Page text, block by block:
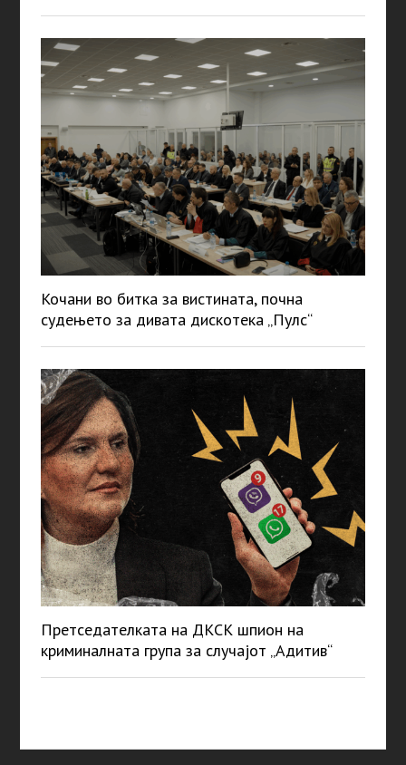
Кочани во битка за вистината, почна
судењето за дивата дискотека „Пулс“
Претседателката на ДКСК шпион на
криминалната група за случајот „Адитив“